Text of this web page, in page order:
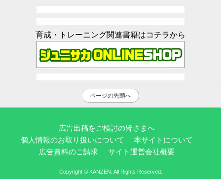
育成・トレーニング関連書籍はコチラから
ページの先頭へ
広告出稿をご検討の皆さまへ
個人情報のお取り扱いについて
本サイトについて
広告資料のご請求
サイト運営会社概要
Copyright © KANZEN. All Rights Reserved.